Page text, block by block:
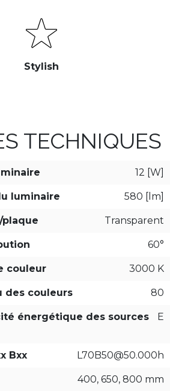
Stylish
TECHNIQUES
12 [W]
luminaire 580 [lm]
plaque Transparent
60°
couleur 3000 K
des couleurs 80
énergétique des sources
E
Bxx L70B50@50.000h
400, 650, 800 mm